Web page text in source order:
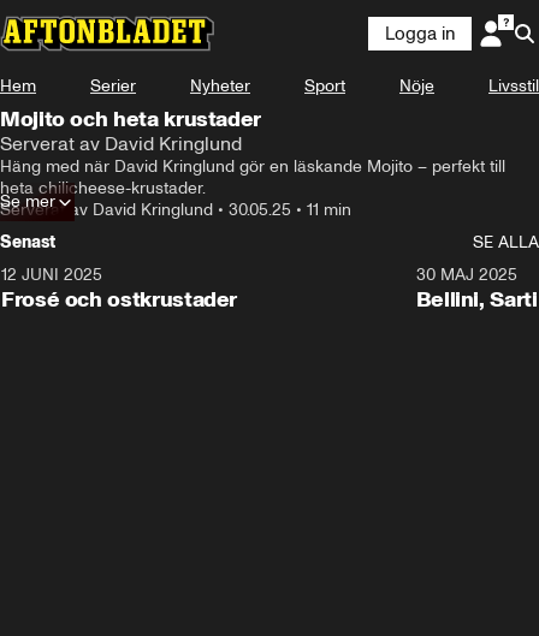
Logga in
Hem Serier Nyheter Sport Nöje Livsstil
Mojito och heta krustader
Serverat av David Kringlund
Häng med när David Kringlund gör en läskande Mojito – perfekt till
heta chilicheese-krustader.
Serverat av David Kringlund • 30.05.25 • 11 min
Se mer
Senast
SE ALLA
12 JUNI 2025
Frosé och ostkrustader
30 MAJ 2025
Bellini,